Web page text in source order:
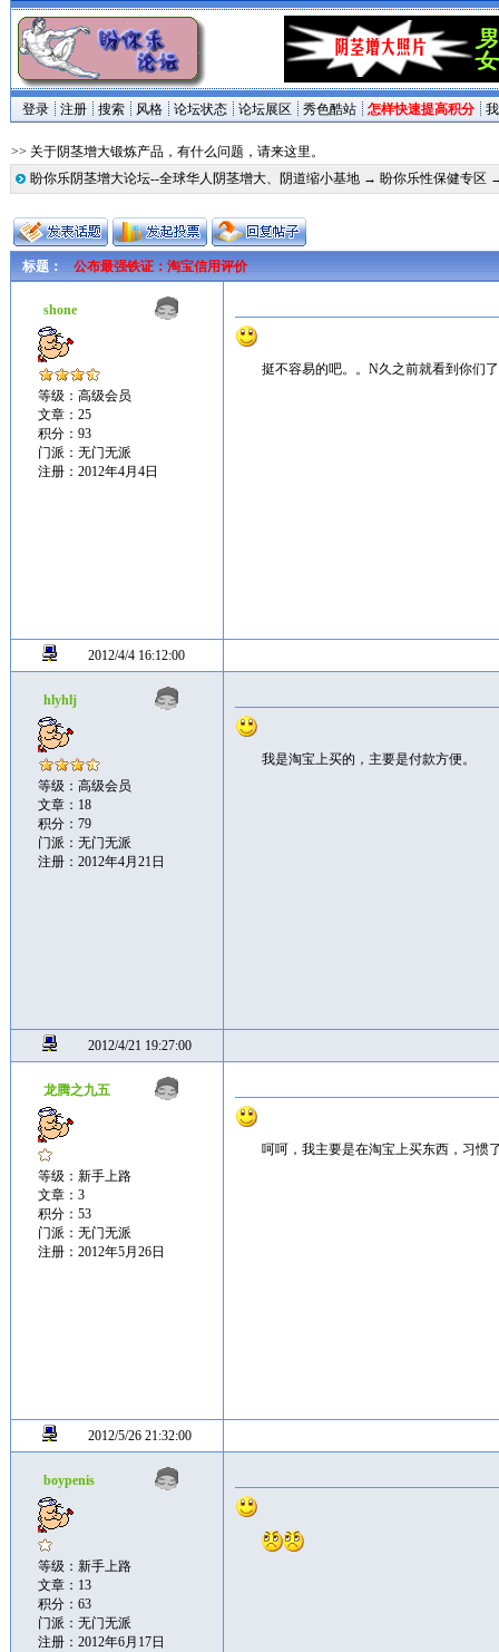
登录 注册 搜索 风格 论坛状态 论坛展区 秀色酷站 怎样快速提高积分
>> 关于阴茎增大锻炼产品，有什么问题，请来这里。
盼你乐阴茎增大论坛--全球华人阴茎增大、阴道缩小基地→ 盼你乐性保健专区
标题： 公布最强铁证：淘宝信用评价
shone
等级：高级会员
文章：25
积分：93
门派：无门无派
注册：2012年4月4日
挺不容易的吧。。N久之前就看到你们
2012/4/4 16:12:00
hlyhlj
等级：高级会员
文章：18
积分：79
门派：无门无派
注册：2012年4月21日
我是淘宝上买的，主要是付款方便。
2012/4/21 19:27:00
龙腾之九五
等级：新手上路
文章：3
积分：53
门派：无门无派
注册：2012年5月26日
呵呵，我主要是在淘宝上买东西，习惯
2012/5/26 21:32:00
boypenis
等级：新手上路
文章：13
积分：63
门派：无门无派
注册：2012年6月17日